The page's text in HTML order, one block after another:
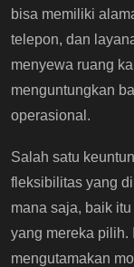
bisa memiliki
telepon, dan
menyewa ruang
menguntungkan
operasional.
Salah satu
fleksibilitas yang
mana saja, baik
yang mereka pilih.
mengutamakan